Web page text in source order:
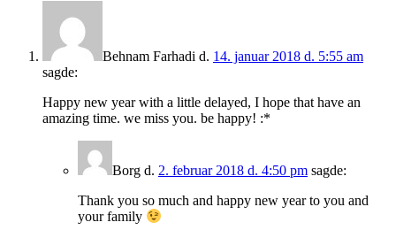
Behnam Farhadi d. 14. januar 2018 d. 5:55 am
sagde:
Happy new year with a little delayed, I hope that have an
amazing time. we miss you. be happy! :*
Borg d. 2. februar 2018 d. 4:50 pm sagde:
Thank you so much and happy new year to you and
your family